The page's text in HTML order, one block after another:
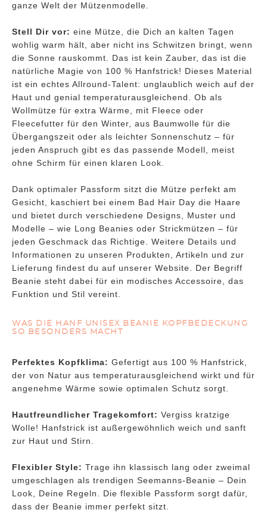
ganze Welt der Mützenmodelle.
Stell Dir vor: eine Mütze, die Dich an kalten Tagen
wohlig warm hält, aber nicht ins Schwitzen bringt, wenn
die Sonne rauskommt. Das ist kein Zauber, das ist die
natürliche Magie von 100 % Hanfstrick! Dieses Material
ist ein echtes Allround-Talent: unglaublich weich auf der
Haut und genial temperaturausgleichend. Ob als
Wollmütze für extra Wärme, mit Fleece oder
Fleecefutter für den Winter, aus Baumwolle für die
Übergangszeit oder als leichter Sonnenschutz – für
jeden Anspruch gibt es das passende Modell, meist
ohne Schirm für einen klaren Look.
Dank optimaler Passform sitzt die Mütze perfekt am
Gesicht, kaschiert bei einem Bad Hair Day die Haare
und bietet durch verschiedene Designs, Muster und
Modelle – wie Long Beanies oder Strickmützen – für
jeden Geschmack das Richtige. Weitere Details und
Informationen zu unseren Produkten, Artikeln und zur
Lieferung findest du auf unserer Website. Der Begriff
Beanie steht dabei für ein modisches Accessoire, das
Funktion und Stil vereint.
WAS DIE HANF UNISEX BEANIE KOPFBEDECKUNG
SO BESONDERS MACHT
Perfektes Kopfklima: Gefertigt aus 100 % Hanfstrick,
der von Natur aus temperaturausgleichend wirkt und für
angenehme Wärme sowie optimalen Schutz sorgt.
Hautfreundlicher Tragekomfort: Vergiss kratzige
Wolle! Hanfstrick ist außergewöhnlich weich und sanft
zur Haut und Stirn.
Flexibler Style: Trage ihn klassisch lang oder zweimal
umgeschlagen als trendigen Seemanns-Beanie – Dein
Look, Deine Regeln. Die flexible Passform sorgt dafür,
dass der Beanie immer perfekt sitzt.